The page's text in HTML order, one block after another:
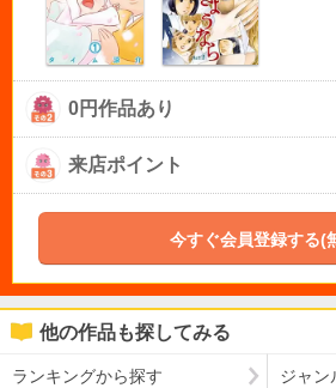
0円作品あり
来店ポイント
今すぐ会員登録する(
他の作品も探してみる
ランキングから探す ジャン